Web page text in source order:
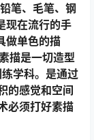
笔、毛笔、钢
现在流行的手
做单色的描
描是一切造型
学科。是通过
的感觉和空间
必须打好素描